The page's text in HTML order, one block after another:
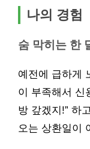
나의 경험
숨 막히는 한
예전에 급하게
이 부족해서 신
방 갚겠지!” 하
오는 상환일이